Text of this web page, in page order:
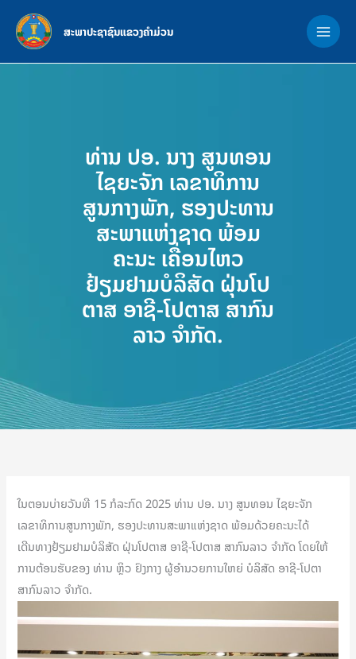
content
ສະພາປະຊາຊົນແຂວງຄຳມ່ວນ
ທ່ານ ປອ. ນາງ ສູນທອນ
ໄຊຍະຈັກ ເລຂາທິການ
ສູນກາງພັກ, ຮອງປະທານ
ສະພາແຫ່ງຊາດ ພ້ອມ
ຄະນະ ເຄື່ອນໄຫວ
ຢ້ຽມຢາມບໍລິສັດ ຝຸ່ນໂປ
ຕາສ ອາຊີ-ໂປຕາສ ສາກົນ
ລາວ ຈໍາກັດ.
ໃນຕອນບ່າຍວັນທີ 15 ກໍລະກົດ 2025 ທ່ານ ປອ. ນາງ ສູນທອນ ໄຊຍະຈັກ
ເລຂາທິການສູນກາງພັກ, ຮອງປະທານສະພາແຫ່ງຊາດ ພ້ອມດ້ວຍຄະນະໄດ້
ເດີນທາງຢ້ຽມຢາມບໍລິສັດ ຝຸ່ນໂປຕາສ ອາຊີ-ໂປຕາສ ສາກົນລາວ ຈໍາກັດ ໂດຍໃຫ້
ການຕ້ອນຮັບຂອງ ທ່ານ ຫຼິວ ຢົງກາງ ຜູ້ອໍານວຍການໃຫຍ່ ບໍລິສັດ ອາຊີ-ໂປຕາ
ສາກົນລາວ ຈຳກັດ.